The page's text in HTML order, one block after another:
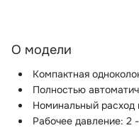
О модели
Компактная
Полностью
Номинальный расход
Рабочее давление: 2